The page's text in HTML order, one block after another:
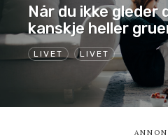
LIVET LIVET
Når du ikke gleder
kanskje heller